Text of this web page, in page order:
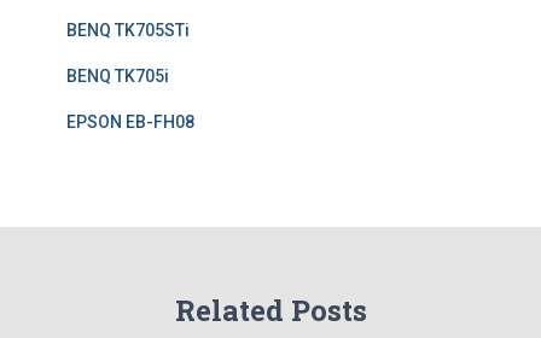
BENQ TK705STi
BENQ TK705i
EPSON EB-FH08
Related Posts